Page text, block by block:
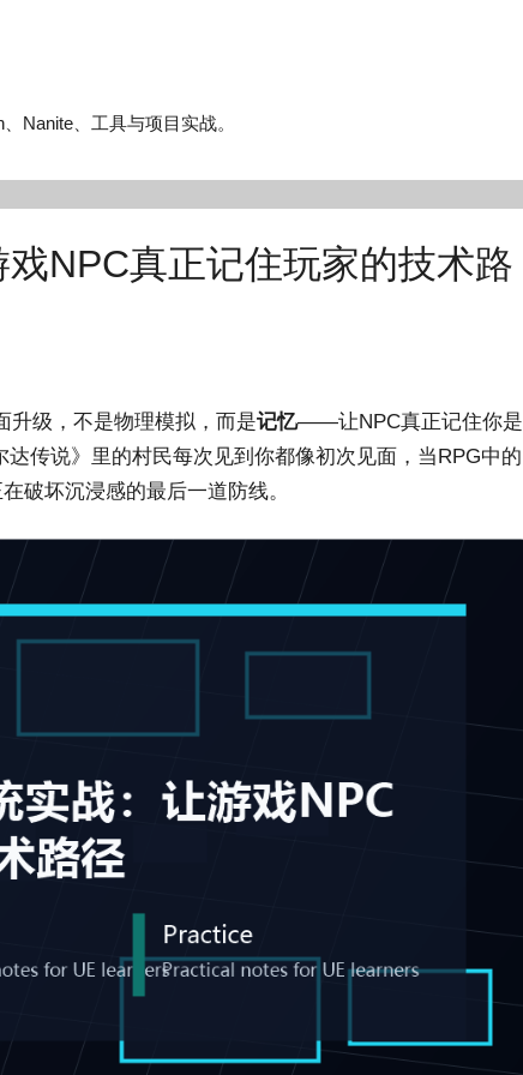
Nanite、工具与项目实战。
NPC真正记住玩家的技术路
升级，不是物理模拟，而是记忆——让NPC真正记住你是
传说》里的村民每次见到你都像初次见面，当RPG中的
破坏沉浸感的最后一道防线。